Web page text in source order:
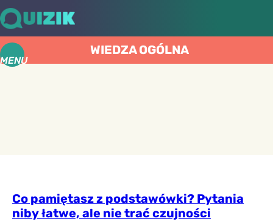
MENU
WIEDZA OGÓLNA
Co pamiętasz z podstawówki? Pytania
niby łatwe, ale nie trać czujności